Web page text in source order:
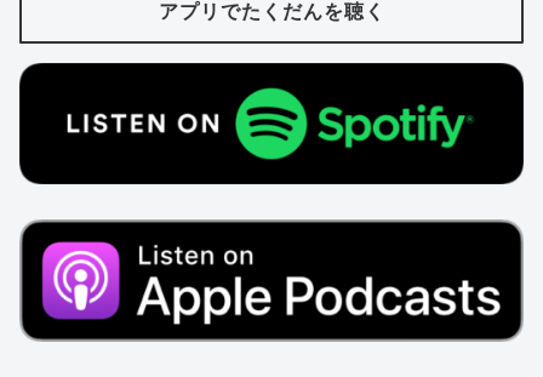
アプリでたくだんを聴く